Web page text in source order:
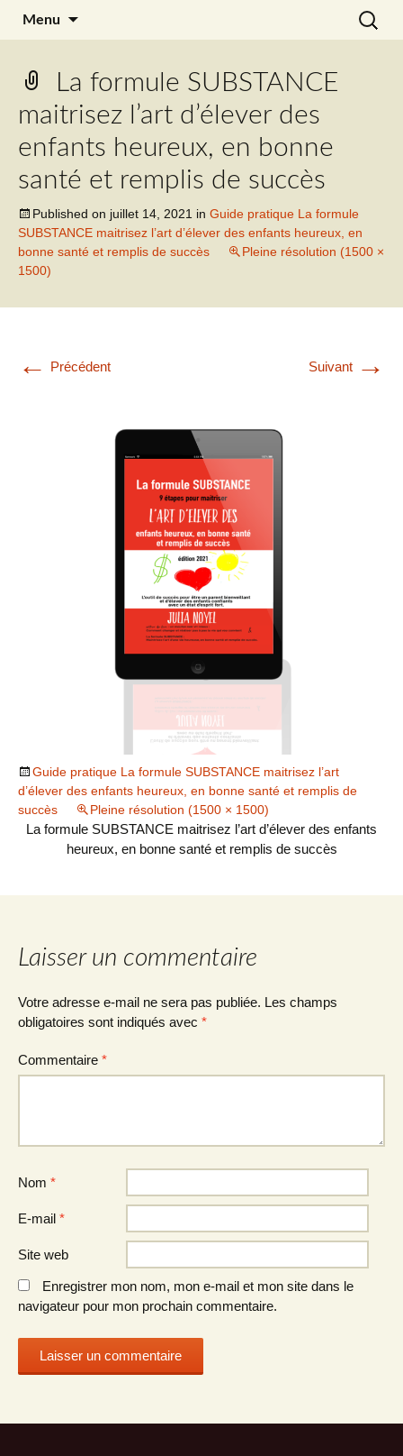
Julia Noyel
Menu
La formule SUBSTANCE
maitrisez l’art d’élever des
enfants heureux, en bonne
santé et remplis de succès
Published on juillet 14, 2021 in Guide pratique La formule
SUBSTANCE maitrisez l’art d’élever des enfants heureux, en
bonne santé et remplis de succès
Pleine résolution (1500 ×
1500)
← Précédent Suivant →
Guide pratique La formule SUBSTANCE maitrisez l’art
d’élever des enfants heureux, en bonne santé et remplis de
succès
Pleine résolution (1500 × 1500)
La formule SUBSTANCE maitrisez l’art d’élever des enfants
heureux, en bonne santé et remplis de succès
Laisser un commentaire
Votre adresse e-mail ne sera pas publiée. Les champs
obligatoires sont indiqués avec *
Commentaire *
Nom *
E-mail *
Site web
Enregistrer mon nom, mon e-mail et mon site dans le
navigateur pour mon prochain commentaire.